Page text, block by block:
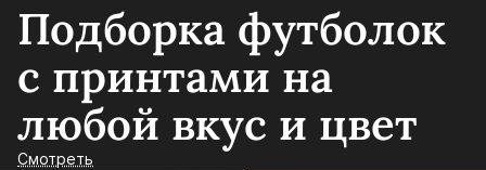
Подборка футболок
с принтами на
любой вкус и цвет
Смотреть